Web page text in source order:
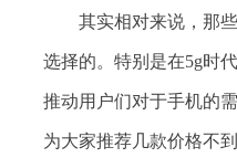
其实相对来说，那
选择的。特别是在5g时
推动用户们对于手机的
为大家推荐几款价格不